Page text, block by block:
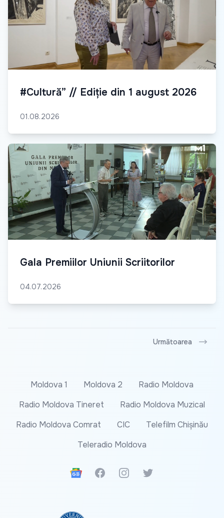
#Cultură” // Ediție din 1 august 2026
01.08.2026
Gala Premiilor Uniunii Scriitorilor
04.07.2026
Următoarea
Moldova 1 Moldova 2
Radio Moldova
Radio Moldova Tineret
Radio Moldova Muzical
Radio Moldova Comrat
CIC
Telefilm Chișinău
Teleradio Moldova
Google News
FacebookInstagramTwitter